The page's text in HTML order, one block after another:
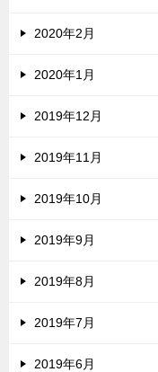
2020年2月
2020年1月
2019年12月
2019年11月
2019年10月
2019年9月
2019年8月
2019年7月
2019年6月